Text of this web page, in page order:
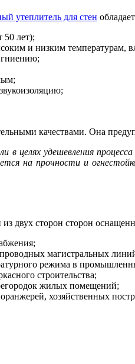
утеплитель для стен
50 лет);
и низким температурам,
качествами. Она
целях удешевления
на прочности и
двух сторон сторон
магистральных
режима в
строительства;
жилых помещений;
хозяйственных